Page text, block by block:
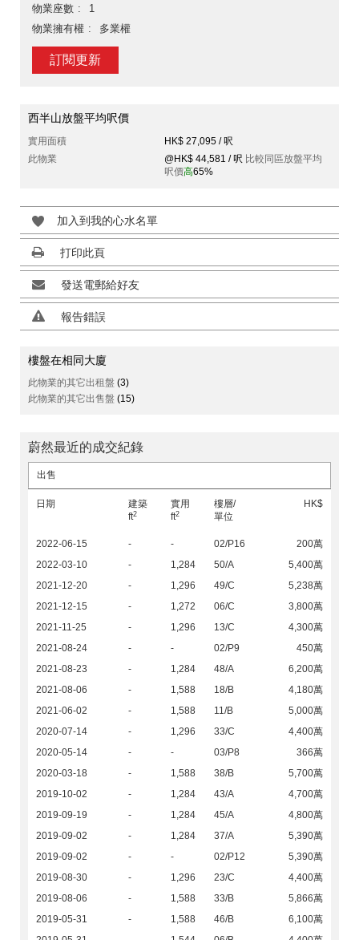
物業座數
1
物業擁有權
多業權
訂閱更新
西半山放盤平均呎價
實用面積
HK$ 27,095 / 呎
此物業
@HK$ 44,581 / 呎 比較同區放盤平均
呎價高65%
加入到我的心水名單
打印此頁
發送電郵給好友
報告錯誤
樓盤在相同大廈
此物業的其它出租盤 (3)
此物業的其它出售盤 (15)
蔚然最近的成交紀錄
出售
日期
建築
ft2
實用
ft2
樓層/
單位
HK$
2022-06-15 - - 02/P16
200萬
2022-03-10
- 1,284 50/A
5,400萬
2021-12-20
- 1,296 49/C
5,238萬
2021-12-15
- 1,272 06/C
3,800萬
2021-11-25
- 1,296 13/C
4,300萬
2021-08-24
- - 02/P9
450萬
2021-08-23
- 1,284 48/A
6,200萬
2021-08-06
- 1,588 18/B
4,180萬
2021-06-02
- 1,588 11/B
5,000萬
2020-07-14
- 1,296 33/C
4,400萬
2020-05-14
- - 03/P8
366萬
2020-03-18
- 1,588 38/B
5,700萬
2019-10-02
- 1,284 43/A
4,700萬
2019-09-19
- 1,284 45/A
4,800萬
2019-09-02
- 1,284 37/A
5,390萬
2019-09-02
- - 02/P12
5,390萬
2019-08-30
- 1,296 23/C
4,400萬
2019-08-06
- 1,588 33/B
5,866萬
2019-05-31
- 1,588 46/B
6,100萬